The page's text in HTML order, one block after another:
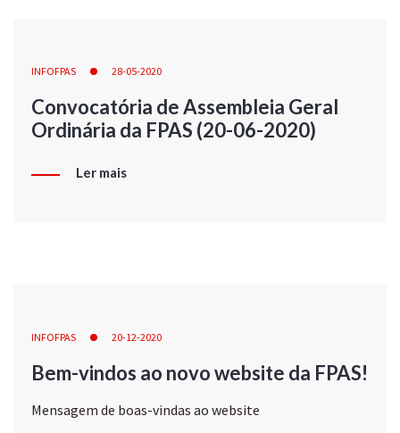
INFOFPAS 28-05-2020
Convocatória de Assembleia Geral
Ordinária da FPAS (20-06-2020)
Ler mais
INFOFPAS 20-12-2020
Bem-vindos ao novo website da FPAS!
Mensagem de boas-vindas ao website